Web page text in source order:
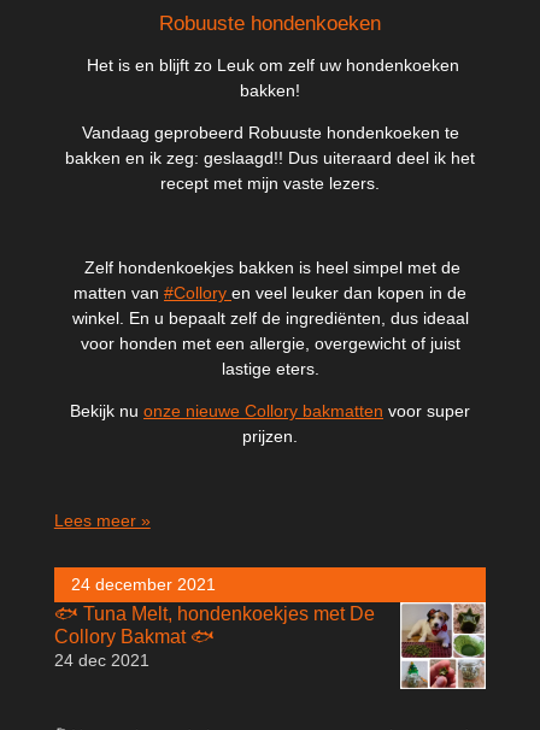
Robuuste hondenkoeken
Het is en blijft zo Leuk om zelf uw hondenkoeken
bakken!
Vandaag geprobeerd Robuuste hondenkoeken te
bakken en ik zeg: geslaagd!! Dus uiteraard deel ik het
recept met mijn vaste lezers.
Zelf hondenkoekjes bakken is heel simpel met de
matten van #Collory en veel leuker dan kopen in de
winkel. En u bepaalt zelf de ingrediënten, dus ideaal
voor honden met een allergie, overgewicht of juist
lastige eters.
Bekijk nu onze nieuwe Collory bakmatten voor super
prijzen.
Lees meer »
24 december 2021
🐟 Tuna Melt, hondenkoekjes met De
Collory Bakmat 🐟
24 dec 2021